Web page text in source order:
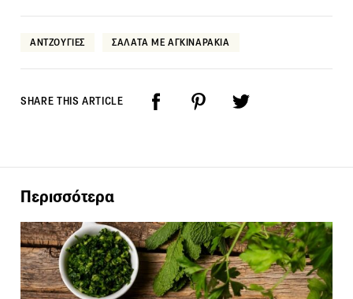
ΑΝΤΖΟΥΓΙΕΣ ΣΑΛΑΤΑ ΜΕ ΑΓΚΙΝΑΡΑΚΙΑ
SHARE THIS ARTICLE
Περισσότερα